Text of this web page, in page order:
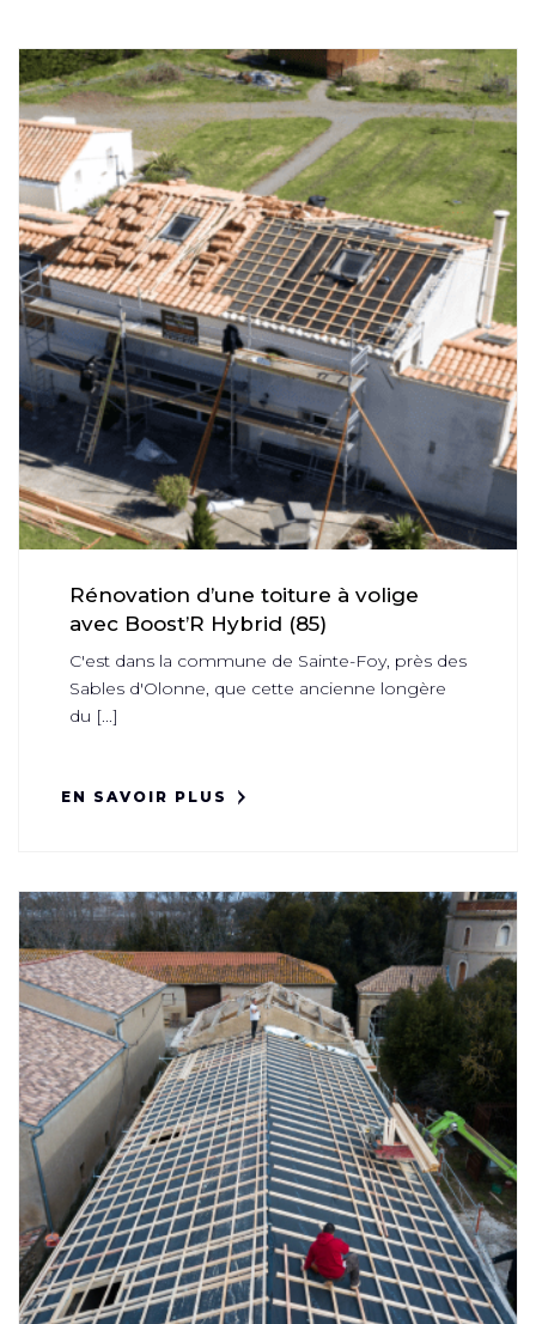
Rénovation d’une toiture à volige
avec Boost’R Hybrid (85)
C'est dans la commune de Sainte-Foy, près des
Sables d'Olonne, que cette ancienne longère
du [...]
EN SAVOIR PLUS